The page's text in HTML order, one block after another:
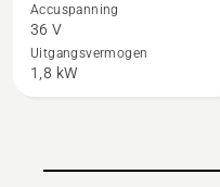
over
T542i
XP®
Accuspanning
36 V
Uitgangsvermogen
1,8 kW